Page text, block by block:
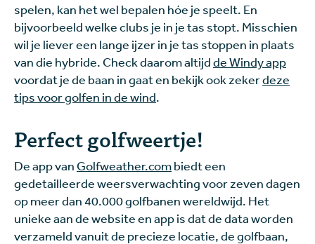
spelen, kan het wel bepalen hóe je speelt. En
bijvoorbeeld welke clubs je in je tas stopt. Misschien
wil je liever een lange ijzer in je tas stoppen in plaats
van die hybride. Check daarom altijdde Windy app
voordat je de baan in gaat en bekijk ook zekerdeze
tips voor golfen in de wind.
Perfect golfweertje!
De app van Golfweather.combiedt een
gedetailleerde weersverwachting voor zeven dagen
op meer dan 40.000 golfbanen wereldwijd. Het
unieke aan de website en app is dat de data worden
verzameld vanuit de precieze locatie, de golfbaan,